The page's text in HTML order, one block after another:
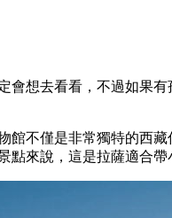
想去看看，不過如果
不僅是非常獨特的西
來說，這是拉薩適合帶